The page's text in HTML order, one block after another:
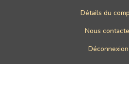
Détails du
Nous
Déconnexion